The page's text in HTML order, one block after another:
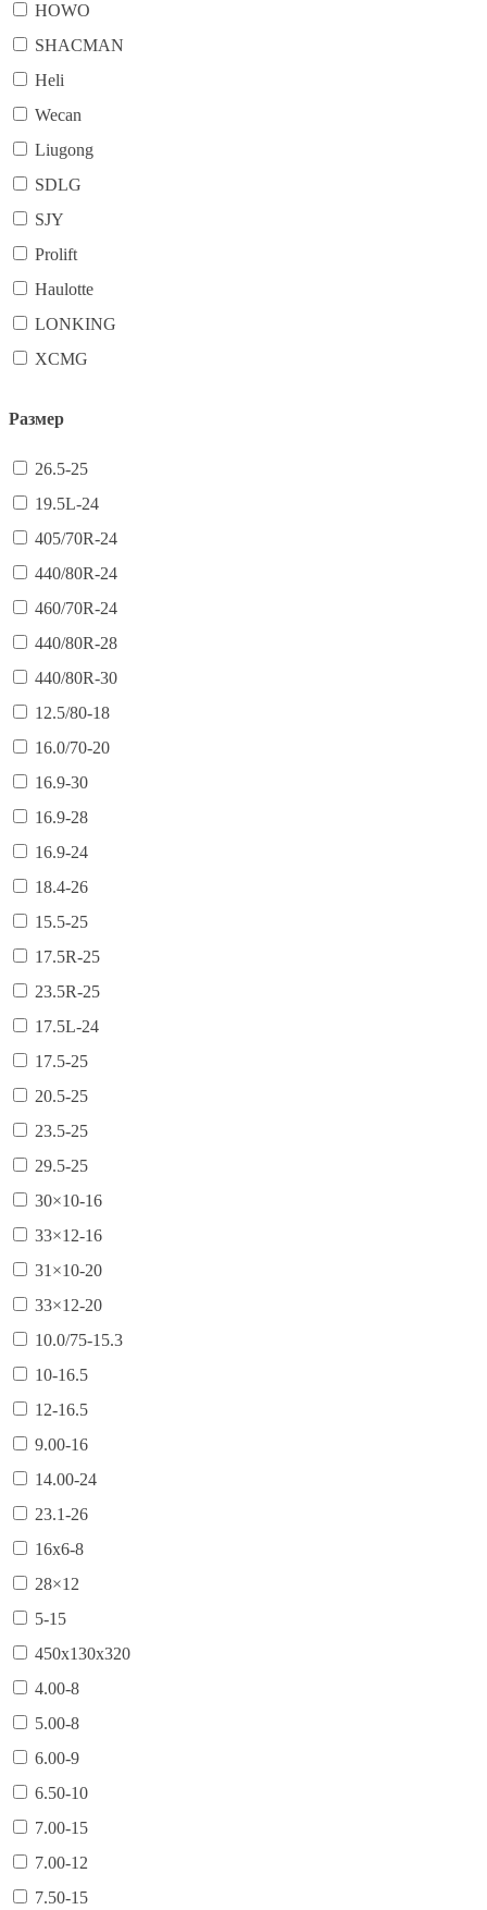
HOWO
SHACMAN
Heli
Wecan
Liugong
SDLG
SJY
Prolift
Haulotte
LONKING
XCMG
Размер
26.5-25
19.5L-24
405/70R-24
440/80R-24
460/70R-24
440/80R-28
440/80R-30
12.5/80-18
16.0/70-20
16.9-30
16.9-28
16.9-24
18.4-26
15.5-25
17.5R-25
23.5R-25
17.5L-24
17.5-25
20.5-25
23.5-25
29.5-25
30×10-16
33×12-16
31×10-20
33×12-20
10.0/75-15.3
10-16.5
12-16.5
9.00-16
14.00-24
23.1-26
16х6-8
28×12
5-15
450х130х320
4.00-8
5.00-8
6.00-9
6.50-10
7.00-15
7.00-12
7.50-15